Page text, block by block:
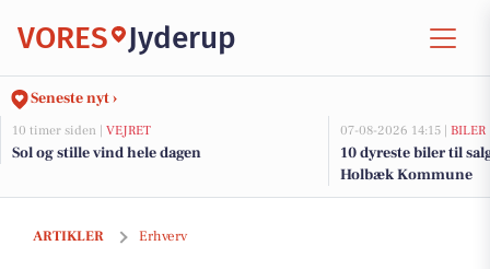
VORES Jyderup
Seneste nyt ›
10 timer siden | VEJRET
Sol og stille vind hele dagen
07-08-2026 14:15 | BILER
10 dyreste biler til
Holbæk Kommune
ARTIKLER Erhverv
Sådan gør du sommerhuset helt klar til udlejningssæsonen